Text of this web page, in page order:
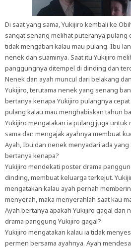
Di saat yang sama, Yukijiro kembali ke
sangat senang melihat puteranya pulang
tidak mengabari kalau mau pulang. Ibu
nenek dan suaminya. Saat itu Yukijiro
panggungnya ditempel di dinding dan
Nenek dan ayah muncul dari belakang
Yukijiro, terutama nenek yang senang
bertanya kenapa Yukijiro pulangnya
pulang kalau mau menghabiskan tahun
Yukijiro mengatakan ia pulang juga untuk
sama dan mengajak ayahnya membuat
Ayah, Ibu dan nenek menyadari ada
bertanya kenapa?
Yukijiro mendekati poster drama
dinding, membuat keluarga terkejut.
mengatakan kalau ayah pernah
menyerah, maka menyerahlah saat kau
Ayah bertanya apakah Yukijiro gagal dan
drama panggung Yukijiro gagal?
Yukijiro mengatakan kalau ia tidak
permen bersama ayahnya. Ayah